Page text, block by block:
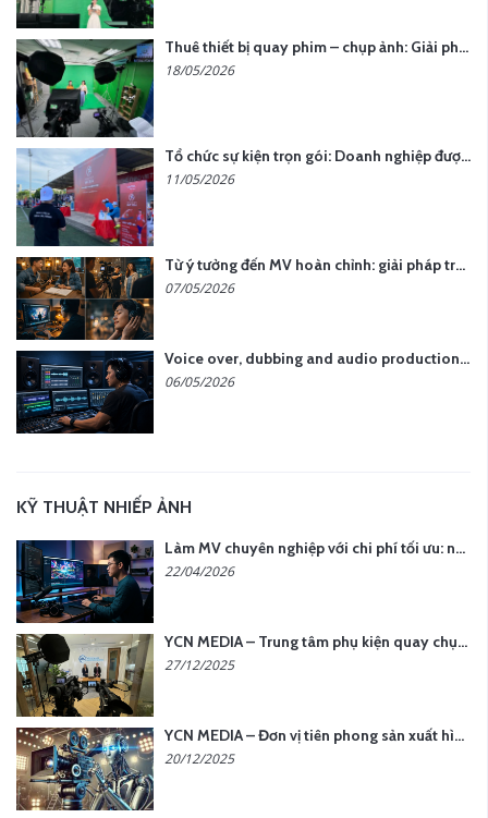
Thuê thiết bị quay phim – chụp ảnh: Giải pháp tối ưu chi phí cho doanh nghiệp
18/05/2026
Tổ chức sự kiện trọn gói: Doanh nghiệp được gì khi chọn đơn vị chuyên nghiệp?
11/05/2026
Từ ý tưởng đến MV hoàn chỉnh: giải pháp trọn gói tại YCN Media
07/05/2026
Voice over, dubbing and audio production services in Vietnam for global content
06/05/2026
KỸ THUẬT NHIẾP ẢNH
Làm MV chuyên nghiệp với chi phí tối ưu: nên chọn quay thực tế hay video AI?
22/04/2026
YCN MEDIA – Trung tâm phụ kiện quay chụp tại Hà Nội
27/12/2025
YCN MEDIA – Đơn vị tiên phong sản xuất hình ảnh & âm thanh bằng AI tại Hà Nội
20/12/2025